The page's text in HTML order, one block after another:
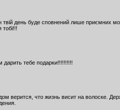
твій день буде сповнений лише приємних
тобі!!!
тебе подарки!!!!!!!!!!
верится, что жизнь висит на волоске.